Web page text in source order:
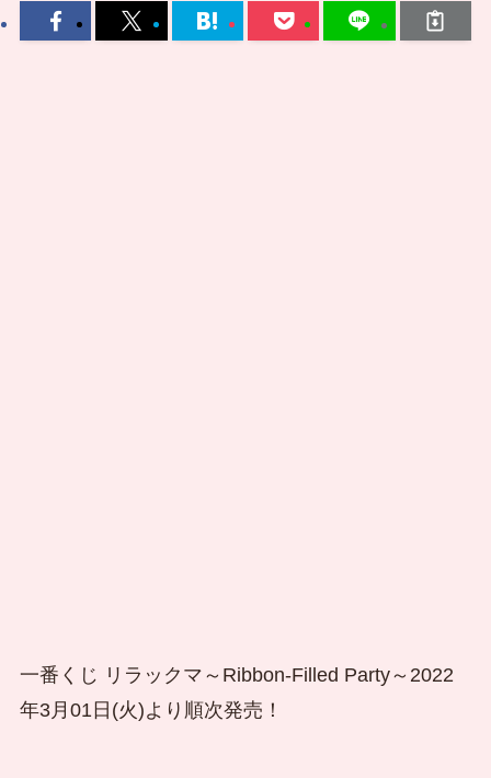
一番くじ リラックマ～Ribbon-Filled Party～2022
年3月01日(火)より順次発売！